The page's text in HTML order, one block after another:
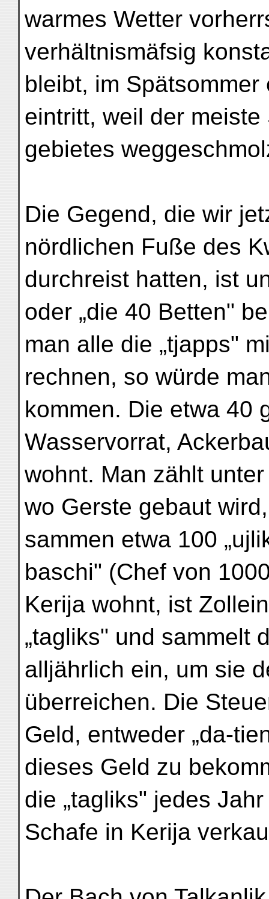
warmes Wetter
verhältnismäfsig
bleibt, im
eintritt, weil der
gebietes
Die Gegend, die wir
nördlichen Fuße des
durchreist hatten, ist
oder „die 40 Betten"
man alle die „tjapps"
rechnen, so würde
kommen. Die etwa 40
Wasservorrat,
wohnt. Man zählt
wo Gerste gebaut
sammen etwa 100
baschi" (Chef von
Kerija wohnt, ist
„tagliks" und sammelt
alljährlich ein, um sie
überreichen. Die
Geld, entweder „da-
dieses Geld zu
die „tagliks" jedes
Schafe in Kerija